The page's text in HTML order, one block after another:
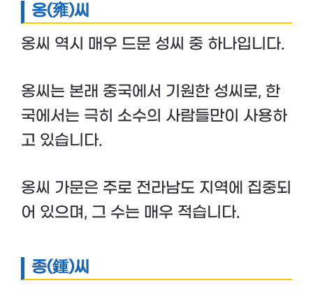
옹(雍)씨
옹씨 역시 매우 드문 성씨 중 하나입니다.
옹씨는 본래 중국에서 기원한 성씨로, 한
국에서는 극히 소수의 사람들만이 사용하
고 있습니다.
옹씨 가문은 주로 전라남도 지역에 집중되
어 있으며, 그 수는 매우 적습니다.
종(鍾)씨